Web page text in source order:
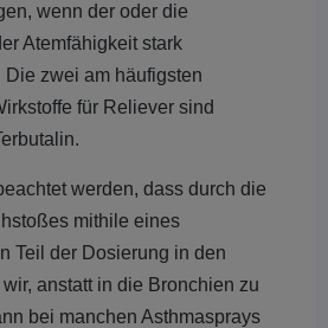
wenn der oder die
Atemfähigkeit stark
zwei am häufigsten
für Reliever sind
werden, dass durch die
mithile eines
Teil der Dosierung in den
anstatt in die Bronchien zu
bei manchen Asthmasprays